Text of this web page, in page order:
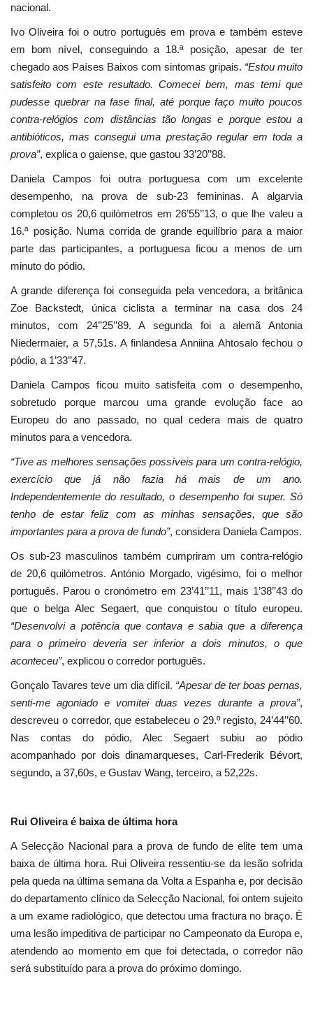
nacional.
Ivo Oliveira foi o outro português em prova e também esteve
em bom nível, conseguindo a 18.ª posição, apesar de ter
chegado aos Países Baixos com sintomas gripais. “Estou muito
satisfeito com este resultado. Comecei bem, mas temi que
pudesse quebrar na fase final, até porque faço muito poucos
contra-relógios com distâncias tão longas e porque estou a
antibióticos, mas consegui uma prestação regular em toda a
prova”, explica o gaiense, que gastou 33’20’’88.
Daniela Campos foi outra portuguesa com um excelente
desempenho, na prova de sub-23 femininas. A algarvia
completou os 20,6 quilómetros em 26’55’’13, o que lhe valeu a
16.ª posição. Numa corrida de grande equilíbrio para a maior
parte das participantes, a portuguesa ficou a menos de um
minuto do pódio.
A grande diferença foi conseguida pela vencedora, a britânica
Zoe Backstedt, única ciclista a terminar na casa dos 24
minutos, com 24’’25’’89. A segunda foi a alemã Antonia
Niedermaier, a 57,51s. A finlandesa Anniina Ahtosalo fechou o
pódio, a 1’33’’47.
Daniela Campos ficou muito satisfeita com o desempenho,
sobretudo porque marcou uma grande evolução face ao
Europeu do ano passado, no qual cedera mais de quatro
minutos para a vencedora.
“Tive as melhores sensações possíveis para um contra-relógio,
exercício que já não fazia há mais de um ano.
Independentemente do resultado, o desempenho foi super. Só
tenho de estar feliz com as minhas sensações, que são
importantes para a prova de fundo”, considera Daniela Campos.
Os sub-23 masculinos também cumpriram um contra-relógio
de 20,6 quilómetros. António Morgado, vigésimo, foi o melhor
português. Parou o cronómetro em 23’41’’11, mais 1’38’’43 do
que o belga Alec Segaert, que conquistou o título europeu.
“Desenvolvi a potência que contava e sabia que a diferença
para o primeiro deveria ser inferior a dois minutos, o que
aconteceu”, explicou o corredor português.
Gonçalo Tavares teve um dia difícil. “Apesar de ter boas pernas,
senti-me agoniado e vomitei duas vezes durante a prova”,
descreveu o corredor, que estabeleceu o 29.º registo, 24’44’’60.
Nas contas do pódio, Alec Segaert subiu ao pódio
acompanhado por dois dinamarqueses, Carl-Frederik Bévort,
segundo, a 37,60s, e Gustav Wang, terceiro, a 52,22s.
Rui Oliveira é baixa de última hora
A Selecção Nacional para a prova de fundo de elite tem uma
baixa de última hora. Rui Oliveira ressentiu-se da lesão sofrida
pela queda na última semana da Volta a Espanha e, por decisão
do departamento clínico da Selecção Nacional, foi ontem sujeito
a um exame radiológico, que detectou uma fractura no braço. É
uma lesão impeditiva de participar no Campeonato da Europa e,
atendendo ao momento em que foi detectada, o corredor não
será substituído para a prova do próximo domingo.